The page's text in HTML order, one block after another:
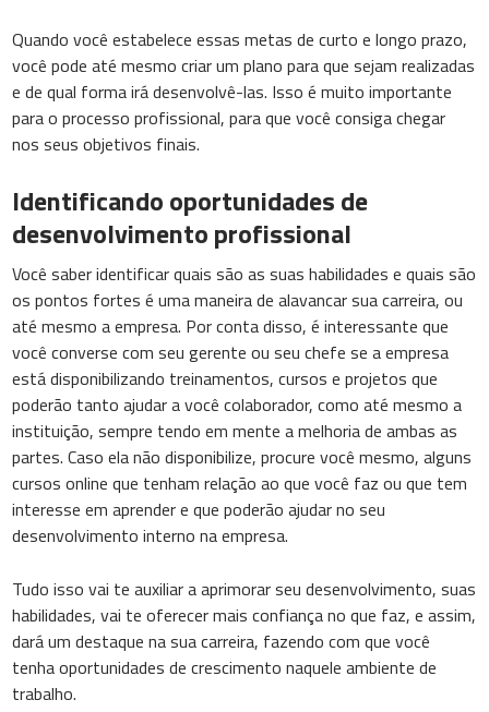
Quando você estabelece essas metas de curto e longo prazo,
você pode até mesmo criar um plano para que sejam realizadas
e de qual forma irá desenvolvê-las. Isso é muito importante
para o processo profissional, para que você consiga chegar
nos seus objetivos finais.
Identificando oportunidades de
desenvolvimento profissional
Você saber identificar quais são as suas habilidades e quais são
os pontos fortes é uma maneira de alavancar sua carreira, ou
até mesmo a empresa. Por conta disso, é interessante que
você converse com seu gerente ou seu chefe se a empresa
está disponibilizando treinamentos, cursos e projetos que
poderão tanto ajudar a você colaborador, como até mesmo a
instituição, sempre tendo em mente a melhoria de ambas as
partes. Caso ela não disponibilize, procure você mesmo, alguns
cursos online que tenham relação ao que você faz ou que tem
interesse em aprender e que poderão ajudar no seu
desenvolvimento interno na empresa.
Tudo isso vai te auxiliar a aprimorar seu desenvolvimento, suas
habilidades, vai te oferecer mais confiança no que faz, e assim,
dará um destaque na sua carreira, fazendo com que você
tenha oportunidades de crescimento naquele ambiente de
trabalho.